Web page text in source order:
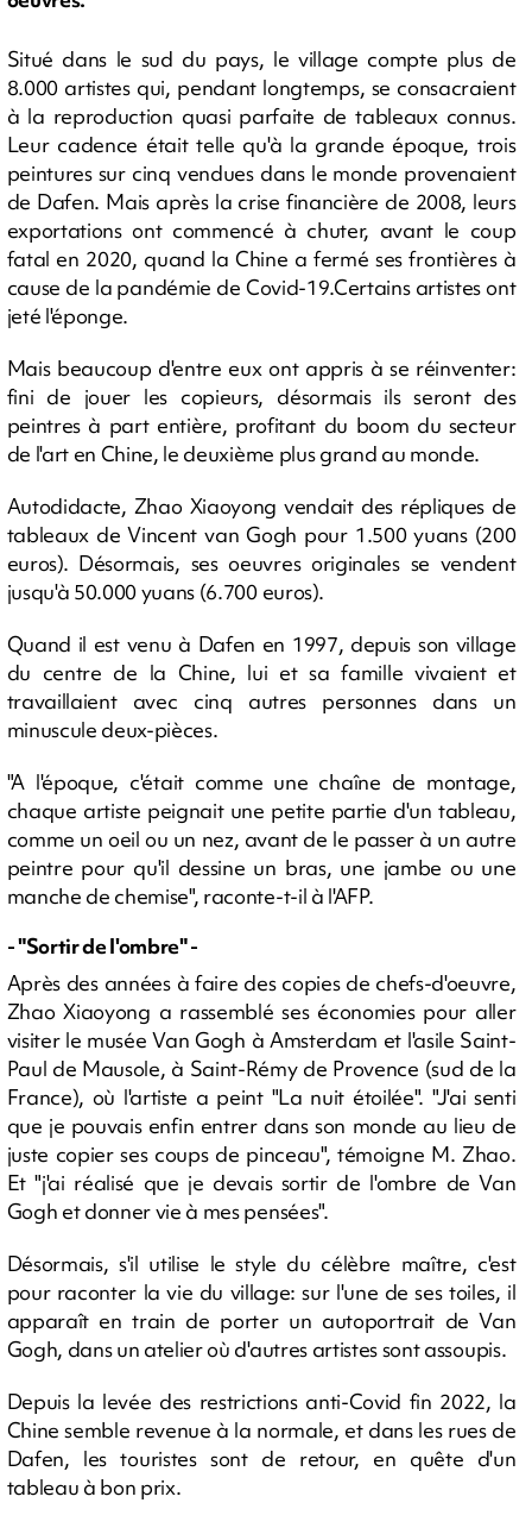
Situé dans le sud du pays, le village compte plus de
8.000 artistes qui, pendant longtemps, se consacraient
à la reproduction quasi parfaite de tableaux connus.
Leur cadence était telle qu'à la grande époque, trois
peintures sur cinq vendues dans le monde provenaient
de Dafen. Mais après la crise financière de 2008, leurs
exportations ont commencé à chuter, avant le coup
fatal en 2020, quand la Chine a fermé ses frontières à
cause de la pandémie de Covid-19.Certains artistes ont
jeté l'éponge.
Mais beaucoup d'entre eux ont appris à se réinventer:
fini de jouer les copieurs, désormais ils seront des
peintres à part entière, profitant du boom du secteur
de l'art en Chine, le deuxième plus grand au monde.
Autodidacte, Zhao Xiaoyong vendait des répliques de
tableaux de Vincent van Gogh pour 1.500 yuans (200
euros). Désormais, ses oeuvres originales se vendent
jusqu'à 50.000 yuans (6.700 euros).
Quand il est venu à Dafen en 1997, depuis son village
du centre de la Chine, lui et sa famille vivaient et
travaillaient avec cinq autres personnes dans un
minuscule deux-pièces.
"A l'époque, c'était comme une chaîne de montage,
chaque artiste peignait une petite partie d'un tableau,
comme un oeil ou un nez, avant de le passer à un autre
peintre pour qu'il dessine un bras, une jambe ou une
manche de chemise", raconte-t-il à l'AFP.
- "Sortir de l'ombre" -
Après des années à faire des copies de chefs-d'oeuvre,
Zhao Xiaoyong a rassemblé ses économies pour aller
visiter le musée Van Gogh à Amsterdam et l'asile Saint-
Paul de Mausole, à Saint-Rémy de Provence (sud de la
France), où l'artiste a peint "La nuit étoilée". "J'ai senti
que je pouvais enfin entrer dans son monde au lieu de
juste copier ses coups de pinceau", témoigne M. Zhao.
Et "j'ai réalisé que je devais sortir de l'ombre de Van
Gogh et donner vie à mes pensées".
Désormais, s'il utilise le style du célèbre maître, c'est
pour raconter la vie du village: sur l'une de ses toiles, il
apparaît en train de porter un autoportrait de Van
Gogh, dans un atelier où d'autres artistes sont assoupis.
Depuis la levée des restrictions anti-Covid fin 2022, la
Chine semble revenue à la normale, et dans les rues de
Dafen, les touristes sont de retour, en quête d'un
tableau à bon prix.